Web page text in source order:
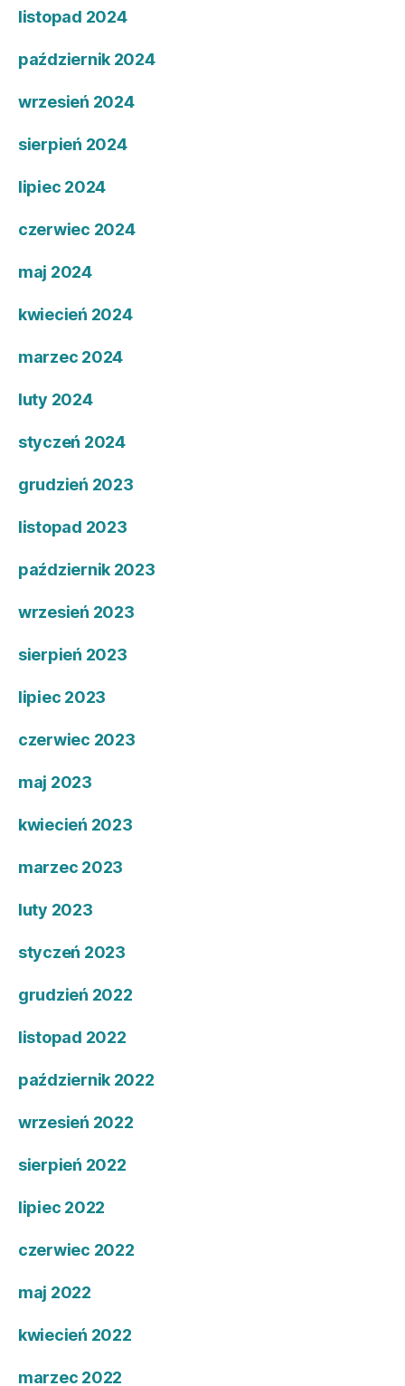
listopad 2024
październik 2024
wrzesień 2024
sierpień 2024
lipiec 2024
czerwiec 2024
maj 2024
kwiecień 2024
marzec 2024
luty 2024
styczeń 2024
grudzień 2023
listopad 2023
październik 2023
wrzesień 2023
sierpień 2023
lipiec 2023
czerwiec 2023
maj 2023
kwiecień 2023
marzec 2023
luty 2023
styczeń 2023
grudzień 2022
listopad 2022
październik 2022
wrzesień 2022
sierpień 2022
lipiec 2022
czerwiec 2022
maj 2022
kwiecień 2022
marzec 2022